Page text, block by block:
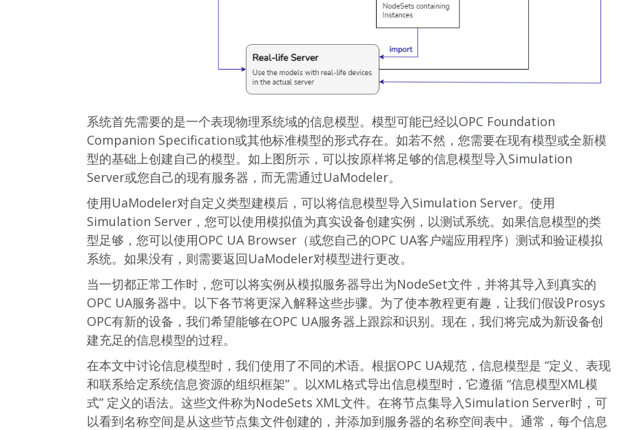
系统首先需要的是一个表现物理系统域的信息模型。模型可能已经以OPC Foundation
Companion Specification或其他标准模型的形式存在。如若不然，您需要在现有模型或全新模
型的基础上创建自己的模型。如上图所示，可以按原样将足够的信息模型导入Simulation
Server或您自己的现有服务器，而无需通过UaModeler。
使用UaModeler对自定义类型建模后，可以将信息模型导入Simulation Server。使用
Simulation Server，您可以使用模拟值为真实设备创建实例，以测试系统。如果信息模型的类
型足够，您可以使用OPC UA Browser（或您自己的OPC UA客户端应用程序）测试和验证模拟
系统。如果没有，则需要返回UaModeler对模型进行更改。
当一切都正常工作时，您可以将实例从模拟服务器导出为NodeSet文件，并将其导入到真实的
OPC UA服务器中。以下各节将更深入解释这些步骤。为了使本教程更有趣，让我们假设Prosys
OPC有新的设备，我们希望能够在OPC UA服务器上跟踪和识别。现在，我们将完成为新设备创
建充足的信息模型的过程。
在本文中讨论信息模型时，我们使用了不同的术语。根据OPC UA规范，信息模型是 “定义、表现
和联系给定系统信息资源的组织框架” 。以XML格式导出信息模型时，它遵循 “信息模型XML模
式” 定义的语法。这些文件称为NodeSets XML文件。在将节点集导入Simulation Server时，可
以看到名称空间是从这些节点集文件创建的，并添加到服务器的名称空间表中。通常，每个信息